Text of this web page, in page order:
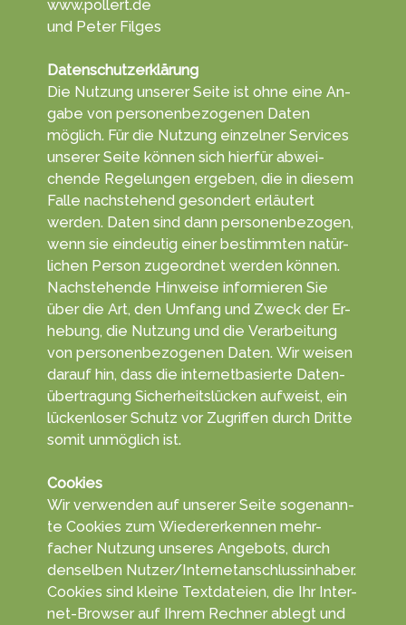
www.pollert.de
und Peter Filges
Datenschutzerklärung
Die Nutzung unserer Seite ist ohne eine An­
gabe von per­sonen­be­zoge­nen Daten
möglich. Für die Nut­zung einzelner Ser­vices
unserer Seite können sich hierfür ab­wei­
chen­de Re­ge­lun­gen erge­ben, die in diesem
Falle nachs­tehend ge­son­dert erläu­tert
werden. Daten sind dann personen­bezogen,
wenn sie ein­deutig einer be­stimm­ten na­tür­
lichen Per­son zu­geord­net wer­den können.
Nach­stehende Hin­weise in­for­mieren Sie
über die Art, den Um­fang und Zweck der Er­
he­bung, die Nut­zung und die Ver­arbeitung
von personen­bezogenen Da­ten. Wir weisen
darauf hin, dass die in­ternet­ba­sierte Daten­
über­tragung Sicherheits­lücken aufweist, ein
lücken­loser Schutz vor Zu­grif­fen durch Dritte
somit un­mög­lich ist.
Cookies
Wir ver­wen­den auf unserer Seite so­genann­
te Coo­kies zum Wieder­erken­nen mehr­
facher Nut­zung un­seres An­gebots, durch
den­selben Nutzer/Inter­netan­schluss­in­haber.
Cookies sind kleine Text­da­teien, die Ihr Inter­
net-Browser auf Ihrem Rech­ner ablegt und